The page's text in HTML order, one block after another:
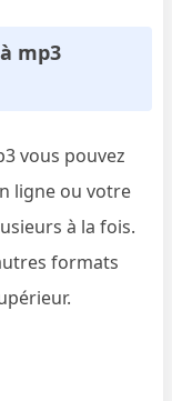
mp3
vous pouvez
ligne ou votre
à la fois.
formats